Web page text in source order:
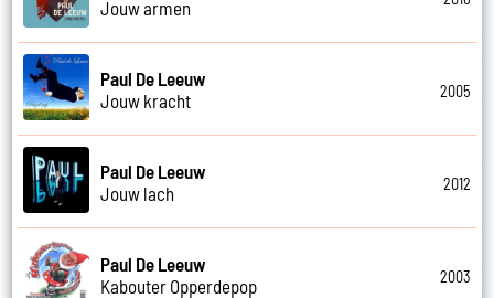
Jouw armen
Paul De Leeuw
Jouw kracht
2005
Paul De Leeuw
Jouw lach
2012
Paul De Leeuw
Kabouter Opperdepop
2003